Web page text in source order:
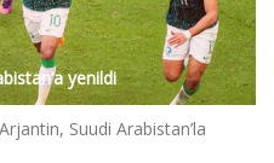
yenildi
Suudi Arabistan’la